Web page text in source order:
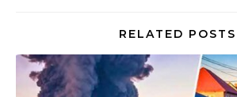
RELATED POSTS